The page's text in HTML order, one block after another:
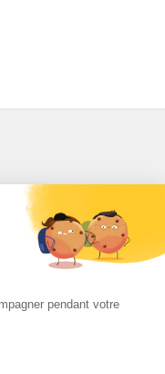
pendant votre